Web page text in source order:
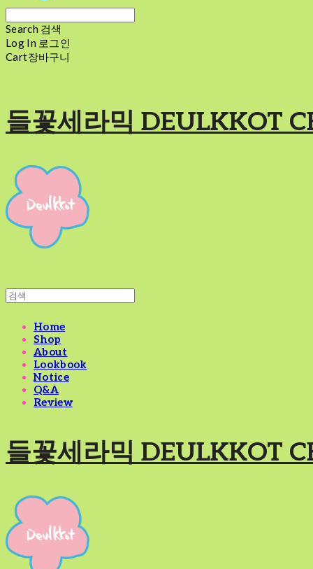
Search 검색
Log In 로그인
Cart장바구니
들꽃세라믹 DEULKKOT
Home
Shop
About
Lookbook
Notice
Q&A
Review
들꽃세라믹 DEULKKOT